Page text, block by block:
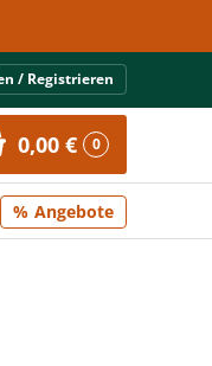
/ Registrieren
0,00 € 0
Angebote